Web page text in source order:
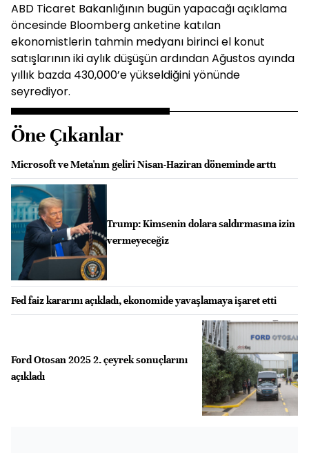
ABD Ticaret Bakanlığının bugün yapacağı açıklama
öncesinde Bloomberg anketine katılan
ekonomistlerin tahmin medyanı birinci el konut
satışlarının iki aylık düşüşün ardından Ağustos ayında
yıllık bazda 430,000’e yükseldiğini yönünde
seyrediyor.
Öne Çıkanlar
Microsoft ve Meta'nın geliri Nisan-Haziran döneminde arttı
Trump: Kimsenin dolara saldırmasına izin
vermeyeceğiz
Fed faiz kararını açıkladı, ekonomide yavaşlamaya işaret etti
Ford Otosan 2025 2. çeyrek sonuçlarını
açıkladı